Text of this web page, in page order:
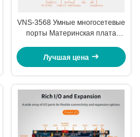
VNS-3568 Умные многосетевые
порты Материнская плата
ящика 1Tops Вычислительная
мощность
Лучшая цена